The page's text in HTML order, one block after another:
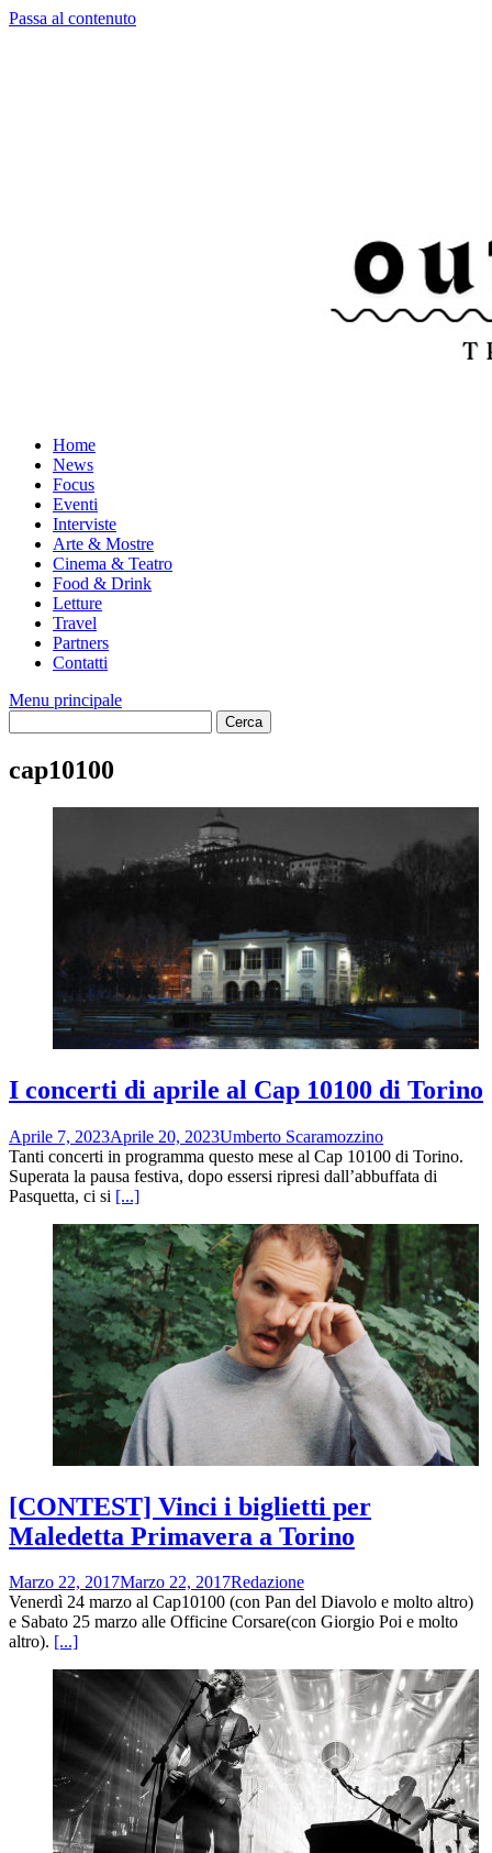
Passa al contenuto
Home
News
Focus
Eventi
Interviste
Arte & Mostre
Cinema & Teatro
Food & Drink
Letture
Travel
Partners
Contatti
Menu principale
cap10100
I concerti di aprile al Cap 10100 di Torino
Aprile 7, 2023Aprile 20, 2023Umberto Scaramozzino
Tanti concerti in programma questo mese al Cap 10100 di Torino.
Superata la pausa festiva, dopo essersi ripresi dall’abbuffata di
Pasquetta, ci si [...]
[CONTEST] Vinci i biglietti per
Maledetta Primavera a Torino
Marzo 22, 2017Marzo 22, 2017Redazione
Venerdì 24 marzo al Cap10100 (con Pan del Diavolo e molto altro)
e Sabato 25 marzo alle Officine Corsare(con Giorgio Poi e molto
altro). [...]